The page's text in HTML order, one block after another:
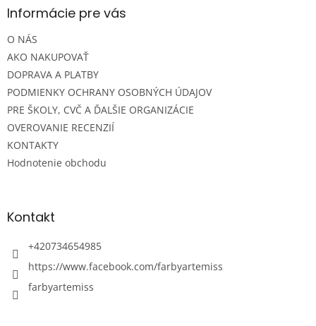
ä
e
Informácie pre vás
O NÁS
AKO NAKUPOVAŤ
DOPRAVA A PLATBY
PODMIENKY OCHRANY OSOBNÝCH ÚDAJOV
PRE ŠKOLY, CVČ A ĎALŠIE ORGANIZÁCIE
OVEROVANIE RECENZIÍ
KONTAKTY
Hodnotenie obchodu
Kontakt
+420734654985
https://www.facebook.com/farbyartemiss
farbyartemiss